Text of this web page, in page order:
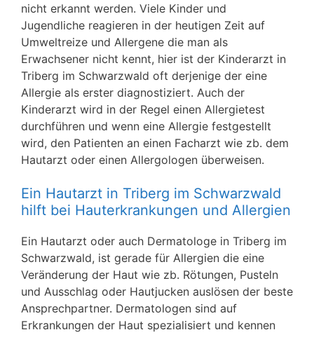
nicht erkannt werden. Viele Kinder und
Jugendliche reagieren in der heutigen Zeit auf
Umweltreize und Allergene die man als
Erwachsener nicht kennt, hier ist der Kinderarzt in
Triberg im Schwarzwald oft derjenige der eine
Allergie als erster diagnostiziert. Auch der
Kinderarzt wird in der Regel einen Allergietest
durchführen und wenn eine Allergie festgestellt
wird, den Patienten an einen Facharzt wie zb. dem
Hautarzt oder einen Allergologen überweisen.
Ein Hautarzt in Triberg im Schwarzwald
hilft bei Hauterkrankungen und Allergien
Ein Hautarzt oder auch Dermatologe in Triberg im
Schwarzwald, ist gerade für Allergien die eine
Veränderung der Haut wie zb. Rötungen, Pusteln
und Ausschlag oder Hautjucken auslösen der beste
Ansprechpartner. Dermatologen sind auf
Erkrankungen der Haut spezialisiert und kennen